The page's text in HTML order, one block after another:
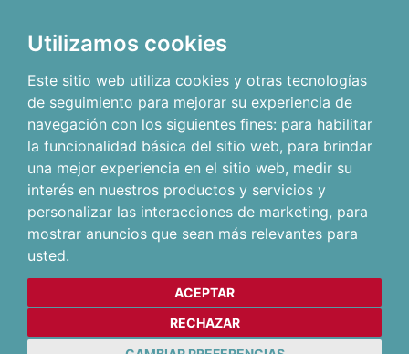
Utilizamos cookies
Este sitio web utiliza cookies y otras tecnologías
de seguimiento para mejorar su experiencia de
navegación con los siguientes fines: para habilitar
la funcionalidad básica del sitio web, para brindar
una mejor experiencia en el sitio web, medir su
interés en nuestros productos y servicios y
personalizar las interacciones de marketing, para
mostrar anuncios que sean más relevantes para
usted.
ACEPTAR
RECHAZAR